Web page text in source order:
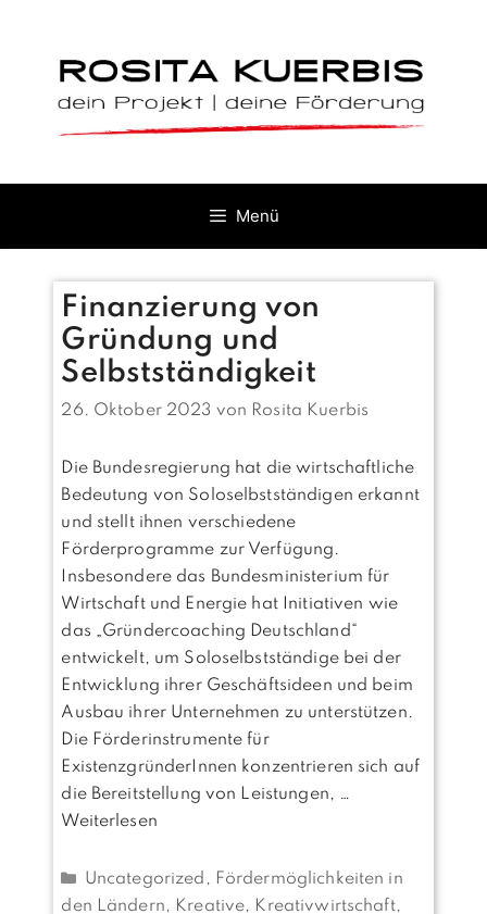
springen
Menü
Finanzierung von
Gründung und
Selbstständigkeit
26. Oktober 2023 von Rosita Kuerbis
Die Bundesregierung hat die wirtschaftliche
Bedeutung von Soloselbstständigen erkannt
und stellt ihnen verschiedene
Förderprogramme zur Verfügung.
Insbesondere das Bundesministerium für
Wirtschaft und Energie hat Initiativen wie
das „Gründercoaching Deutschland“
entwickelt, um Soloselbstständige bei der
Entwicklung ihrer Geschäftsideen und beim
Ausbau ihrer Unternehmen zu unterstützen.
Die Förderinstrumente für
ExistenzgründerInnen konzentrieren sich auf
die Bereitstellung von Leistungen, …
Weiterlesen
Kategorien
Uncategorized , Fördermöglichkeiten in
den Ländern, Kreative, Kreativwirtschaft,